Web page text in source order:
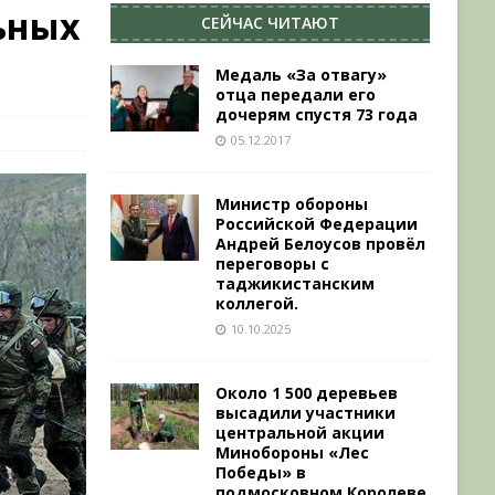
СЕЙЧАС ЧИТАЮТ
Медаль «За отвагу»
отца передали его
дочерям спустя 73 года
05.12.2017
Министр обороны
Российской Федерации
Андрей Белоусов провёл
переговоры с
таджикистанским
коллегой.
10.10.2025
Около 1 500 деревьев
высадили участники
центральной акции
Минобороны «Лес
Победы» в